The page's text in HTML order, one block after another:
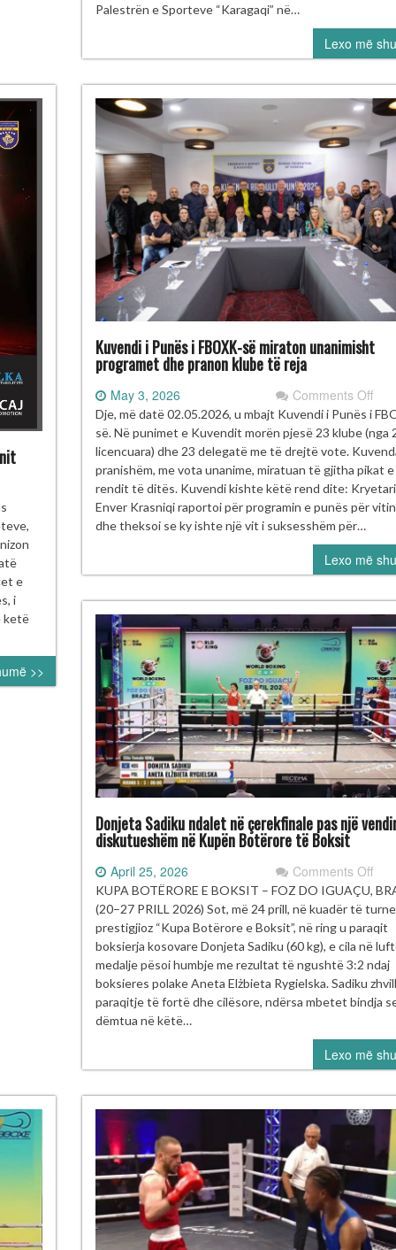
e
Palestrën e Sporteve “Karagaqi” në…
Lexo më
e
i
ketë
>>
Kuvendi i Punës i FBOXK-së miraton unanimisht
programet dhe pranon klube të reja
May 3, 2026 Comments Offon
i
i
së
dhe
të
reja
Dje, më datë 02.05.2026, u mbajt Kuvendi i Punës i
së. Në punimet e Kuvendit morën pjesë 23 klube (nga
licencuara) dhe 23 delegatë me të drejtë vote.
pranishëm, me vota unanime, miratuan të gjitha pikat e
rendit të ditës. Kuvendi kishte këtë rend dite: Kryetari
Enver Krasniqi raportoi për programin e punës për
dhe theksoi se ky ishte një vit i suksesshëm për…
Lexo më
Donjeta Sadiku ndalet në çerekfinale pas një
diskutueshëm në Kupën Botërore të Boksit
April 25, 2026 Comments Offon
në
pas
një
të
në
të
KUPA BOTËRORE E BOKSIT – FOZ DO IGUAÇU,
(20–27 PRILL 2026) Sot, më 24 prill, në kuadër të
prestigjioz “Kupa Botërore e Boksit”, në ring u paraqit
boksierja kosovare Donjeta Sadiku (60 kg), e cila në
medalje pësoi humbje me rezultat të ngushtë 3:2 ndaj
boksieres polake Aneta Elżbieta Rygielska. Sadiku
paraqitje të fortë dhe cilësore, ndërsa mbetet bindja
dëmtua në këtë…
Lexo më